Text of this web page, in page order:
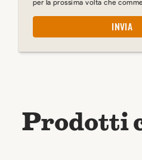
per la prossima volta che
Prodotti